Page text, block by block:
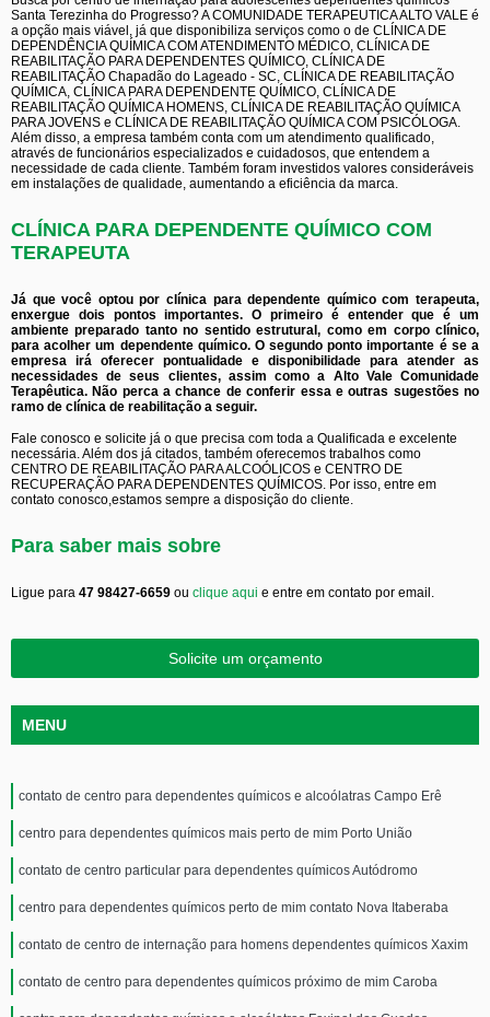
Santa Terezinha do Progresso? A COMUNIDADE TERAPEUTICA ALTO VALE é
a opção mais viável, já que disponibiliza serviços como o de CLÍNICA DE
DEPENDÊNCIA QUÍMICA COM ATENDIMENTO MÉDICO, CLÍNICA DE
REABILITAÇÃO PARA DEPENDENTES QUÍMICO, CLÍNICA DE
REABILITAÇÃO Chapadão do Lageado - SC, CLÍNICA DE REABILITAÇÃO
QUÍMICA, CLÍNICA PARA DEPENDENTE QUÍMICO, CLÍNICA DE
REABILITAÇÃO QUÍMICA HOMENS, CLÍNICA DE REABILITAÇÃO QUÍMICA
PARA JOVENS e CLÍNICA DE REABILITAÇÃO QUÍMICA COM PSICÓLOGA.
Além disso, a empresa também conta com um atendimento qualificado,
através de funcionários especializados e cuidadosos, que entendem a
necessidade de cada cliente. Também foram investidos valores consideráveis
em instalações de qualidade, aumentando a eficiência da marca.
CLÍNICA PARA DEPENDENTE QUÍMICO COM
TERAPEUTA
Já que você optou por clínica para dependente químico com terapeuta,
enxergue dois pontos importantes. O primeiro é entender que é um
ambiente preparado tanto no sentido estrutural, como em corpo clínico,
para acolher um dependente químico. O segundo ponto importante é se a
empresa irá oferecer pontualidade e disponibilidade para atender as
necessidades de seus clientes, assim como a Alto Vale Comunidade
Terapêutica. Não perca a chance de conferir essa e outras sugestões no
ramo de clínica de reabilitação a seguir.
Fale conosco e solicite já o que precisa com toda a Qualificada e excelente
necessária. Além dos já citados, também oferecemos trabalhos como
CENTRO DE REABILITAÇÃO PARA ALCOÓLICOS e CENTRO DE
RECUPERAÇÃO PARA DEPENDENTES QUÍMICOS. Por isso, entre em
contato conosco,estamos sempre a disposição do cliente.
Para saber mais sobre
Ligue para 47 98427-6659 ou clique aqui e entre em contato por email.
Solicite um orçamento
MENU
contato de centro para dependentes químicos e alcoólatras Campo Erê
centro para dependentes químicos mais perto de mim Porto União
contato de centro particular para dependentes químicos Autódromo
centro para dependentes químicos perto de mim contato Nova Itaberaba
contato de centro de internação para homens dependentes químicos Xaxim
contato de centro para dependentes químicos próximo de mim Caroba